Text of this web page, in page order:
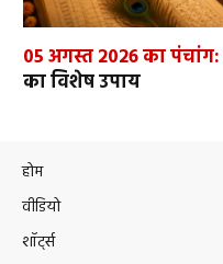
05 अगस्त 2026 का पंचांग:
का विशेष उपाय
होम
वीडियो
शॉर्ट्स